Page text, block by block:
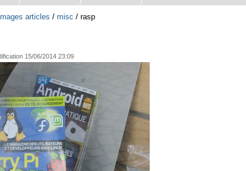
articles /misc /rasp
15/06/2014 23:09